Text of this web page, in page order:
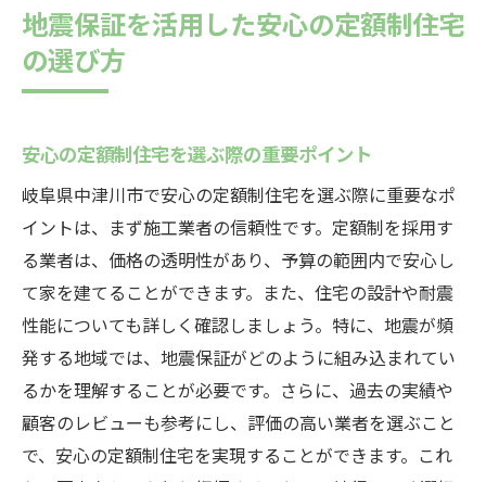
地震保証を活用した安心の定額制住宅
の選び方
安心の定額制住宅を選ぶ際の重要ポイント
岐阜県中津川市で安心の定額制住宅を選ぶ際に重要なポ
イントは、まず施工業者の信頼性です。定額制を採用す
る業者は、価格の透明性があり、予算の範囲内で安心し
て家を建てることができます。また、住宅の設計や耐震
性能についても詳しく確認しましょう。特に、地震が頻
発する地域では、地震保証がどのように組み込まれてい
るかを理解することが必要です。さらに、過去の実績や
顧客のレビューも参考にし、評価の高い業者を選ぶこと
で、安心の定額制住宅を実現することができます。これ